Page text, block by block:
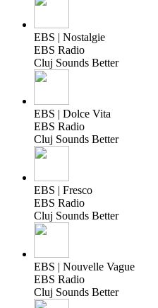
EBS | Nostalgie
EBS Radio
Cluj Sounds Better
EBS | Dolce Vita
EBS Radio
Cluj Sounds Better
EBS | Fresco
EBS Radio
Cluj Sounds Better
EBS | Nouvelle Vague
EBS Radio
Cluj Sounds Better